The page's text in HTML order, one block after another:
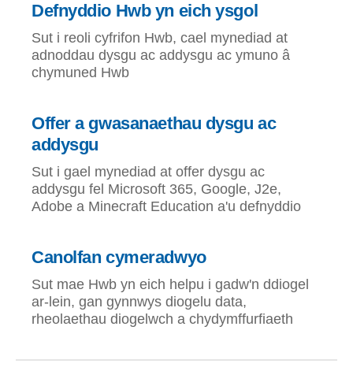
Defnyddio Hwb yn eich ysgol
Sut i reoli cyfrifon Hwb, cael mynediad at
adnoddau dysgu ac addysgu ac ymuno â
chymuned Hwb
Offer a gwasanaethau dysgu ac
addysgu
Sut i gael mynediad at offer dysgu ac
addysgu fel Microsoft 365, Google, J2e,
Adobe a Minecraft Education a'u defnyddio
Canolfan cymeradwyo
Sut mae Hwb yn eich helpu i gadw'n ddiogel
ar-lein, gan gynnwys diogelu data,
rheolaethau diogelwch a chydymffurfiaeth